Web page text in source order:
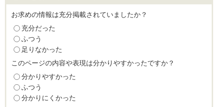
お求めの情報は充分掲載されていましたか？
充分だった
ふつう
足りなかった
このページの内容や表現は分かりやすかったですか？
分かりやすかった
ふつう
分かりにくかった